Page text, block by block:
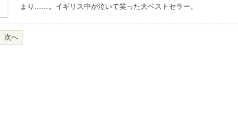
まり……。イギリス中が泣いて笑った大ベストセラー。
次へ